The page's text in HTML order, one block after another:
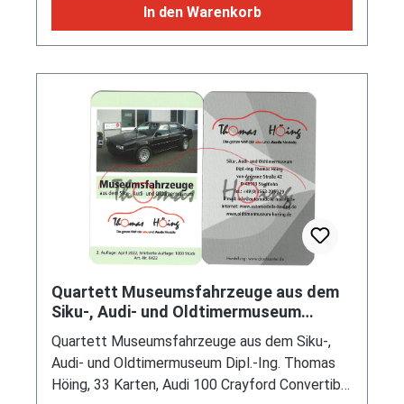
In den Warenkorb
Quartett Museumsfahrzeuge aus dem
Siku-, Audi- und Oldtimermuseum
Thomas Höing, 33 Karten, mb
Quartett Museumsfahrzeuge aus dem Siku-,
Audi- und Oldtimermuseum Dipl.-Ing. Thomas
Höing, 33 Karten, Audi 100 Crayford Convertible